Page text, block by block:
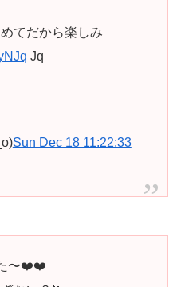
てだから楽しみ
Jq
Sun Dec 18 11:22:33
た〜❤️❤️